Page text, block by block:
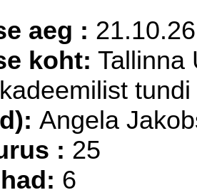
aeg :
koht: Tallinna
tundi
Angela
: 25
6